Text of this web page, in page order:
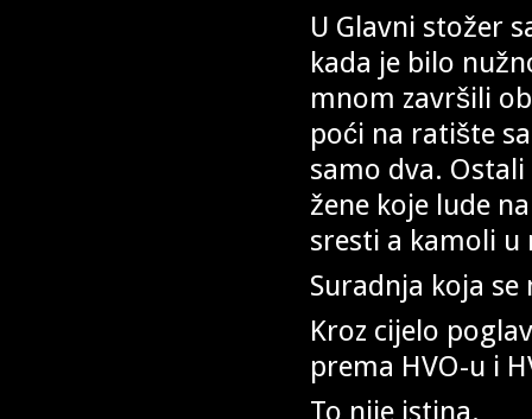
U Glavni stožer
kada je bilo
mnom završili
poći na ratište
samo dva.
žene koje lude
sresti a kamoli u
Suradnja koja se
Kroz cijelo
prema HVO-u i
To nije istina.